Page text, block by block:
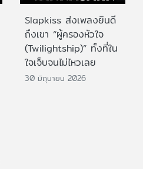
Slapkiss ส่งเพลงยินดี
ถึงเขา “ผู้ครองหัวใจ
(Twilightship)” ทั้งที่ใน
ใจเจ็บจนไม่ไหวเลย
30 มิถุนายน 2026